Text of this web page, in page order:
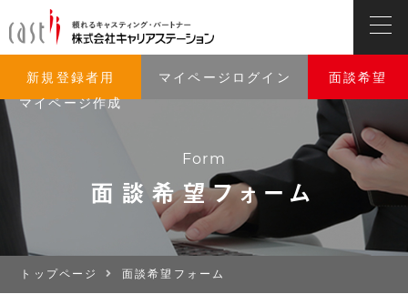
新規登録者用
マイページ作成
マイページログイン 面談希望
Form
面談希望フォーム
トップページ 面談希望フォーム